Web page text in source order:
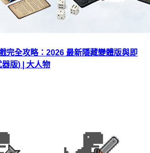
完全攻略：2026 最新隱藏變體版與即
版) | 大人物